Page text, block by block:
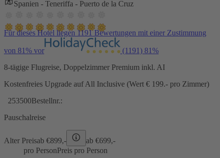
Spanien - Teneriffa - Puerto de la Cruz
Für dieses Hotel liegen 1191 Bewertungen mit einer Zustimmung
von 81% vor (1191) 81%
8-tägige Flugreise, Doppelzimmer Premium inkl. AI
Kostenfreies Upgrade auf All Inclusive (Wert € 199.- pro Zimmer)
253500Bestellnr.:
Pauschalreise
Alter Preisab €899,- ab €699,-
pro PersonPreis pro Person